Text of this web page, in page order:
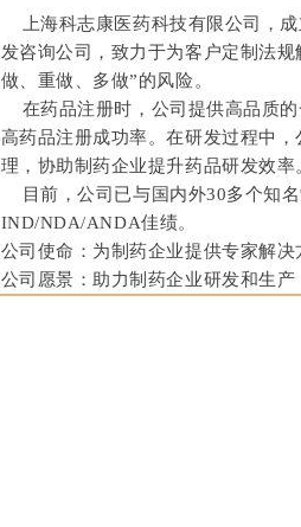
上海科志康医药科技有限公司，
发咨询公司，致力于为客户定制法
做、重做、多做”的风险。
在药品注册时，公司提供高品质的
高药品注册成功率。在研发过程中
理，协助制药企业提升药品研发效率
目前，公司已与国内外30多个知
IND/NDA/ANDA佳绩。
公司使命：为制药企业提供专家解
公司愿景：助力制药企业研发和生